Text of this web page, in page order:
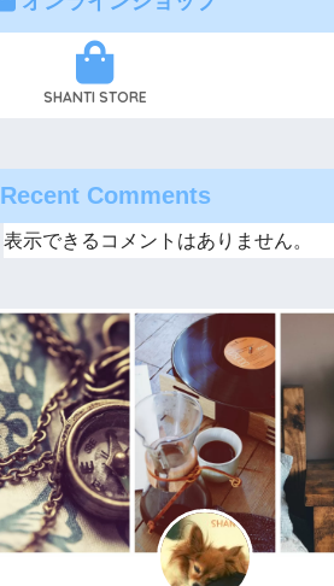
SHANTI STORE
Recent Comments
表示できるコメントはありません。